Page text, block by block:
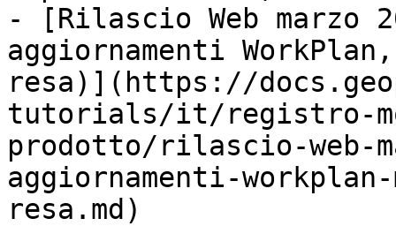
- [Rilascio Web marzo
aggiornamenti
resa)](https://
tutorials/it/registro-
prodotto/rilascio-web-
aggiornamenti-
resa.md)